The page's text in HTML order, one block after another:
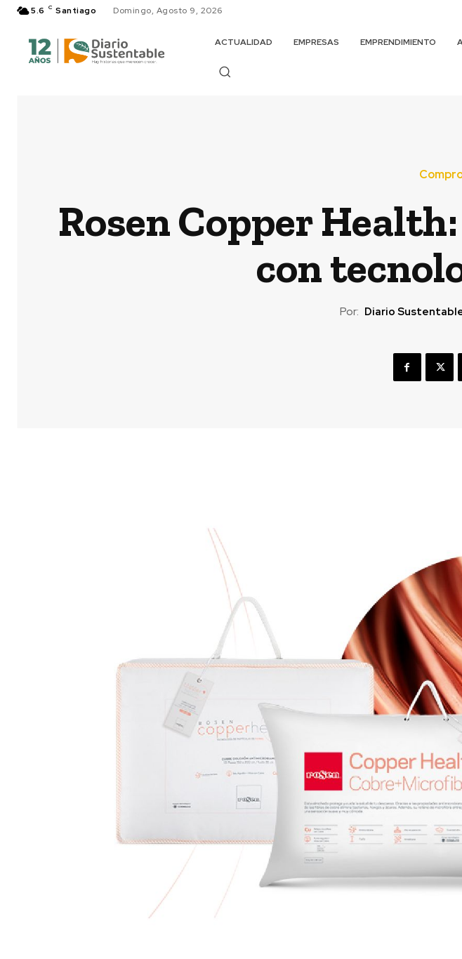
5.6 C Santiago Domingo, Agosto 9, 2026
ACTUALIDAD EMPRESAS EMPRENDIMIENTO
Rosen Copper
con
Por: Diario